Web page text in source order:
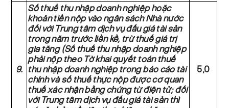
9.
Số thuế thu nhập doanh nghiệp hoặc
khoản tiền nộp vào ngân sách Nhà nước
đối với Trung tâm dịch vụ đấu giá tài sản
trong năm trước liền kề, trừ thuế giá trị
gia tăng (Số thuế thu nhập doanh nghiệp
phải nộp theo Tờ khai quyết toán thuế
thu nhập doanh nghiệp trong báo cáo tài
chính và số thuế thực nộp được cơ quan
thuế xác nhận bằng chứng từ điện tử; đối
với Trung tâm dịch vụ đấu giá tài sản thì
5,0